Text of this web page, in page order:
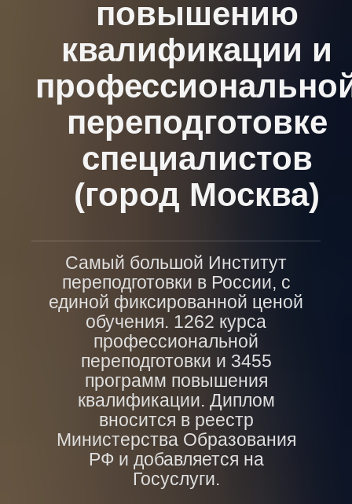
повышению
квалификации и
переподготовке
специалистов
(город Москва)
Самый большой Институт
переподготовки в России, с
единой фиксированной ценой
обучения. 1262 курса
профессиональной
переподготовки и 3455
программ повышения
квалификации. Диплом
вносится в реестр
Министерства Образования
РФ и добавляется на
Госуслуги.